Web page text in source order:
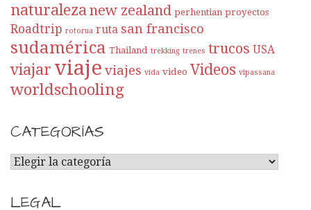
naturaleza new zealand perhentian proyectos
Roadtrip rotorua ruta san francisco
sudamérica Thailand trekking trenes trucos USA
viajar viaje viajes vida video Videos vipassana
worldschooling
CATEGORÍAS
C
TLEGAL